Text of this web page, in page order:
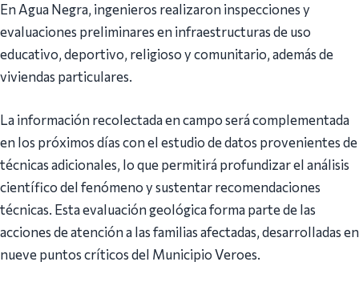
En Agua Negra, ingenieros realizaron inspecciones y
evaluaciones preliminares en infraestructuras de uso
educativo, deportivo, religioso y comunitario, además de
viviendas particulares.
La información recolectada en campo será complementada
en los próximos días con el estudio de datos provenientes de
técnicas adicionales, lo que permitirá profundizar el análisis
científico del fenómeno y sustentar recomendaciones
técnicas. Esta evaluación geológica forma parte de las
acciones de atención a las familias afectadas, desarrolladas en
nueve puntos críticos del Municipio Veroes.